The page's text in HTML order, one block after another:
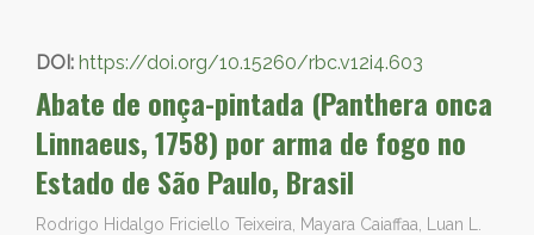
DOI: https://doi.org/10.15260/rbc.v12i4.603
Abate de onça-pintada (Panthera onca
Linnaeus, 1758) por arma de fogo no
Estado de São Paulo, Brasil
Rodrigo Hidalgo Friciello Teixeira, Mayara Caiaffaa, Luan L.